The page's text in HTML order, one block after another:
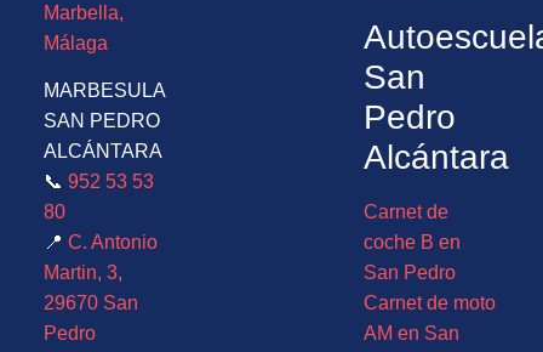
Marbella,
Málaga
MARBESULA
SAN PEDRO
ALCÁNTARA
📞 952 53 53
80
📍 C. Antonio
Martin, 3,
29670 San
Pedro
San
Pedro
Alcántara
Carnet de
coche B en
San Pedro
Carnet de moto
AM en San